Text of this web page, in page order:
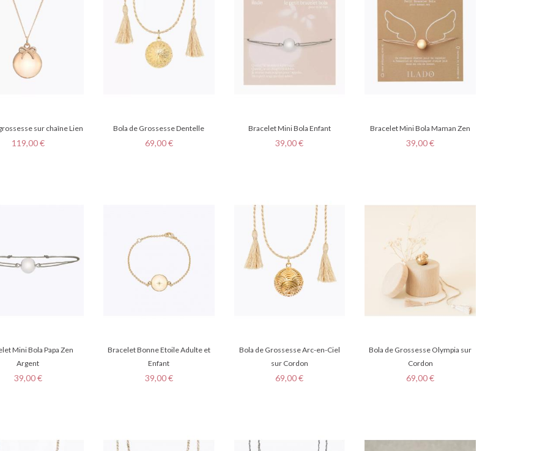
sur chaîne Lien
Prix
119,00 €
Bola de Grossesse Dentelle
Prix
69,00 €
Bracelet Mini Bola Enfant
Prix
39,00 €
Bracelet Mini Bola Maman Zen
Prix
39,00 €
Mini Bola Papa Zen
Argent
Prix
39,00 €
Bracelet Bonne Etoile Adulte et
Enfant
Prix
39,00 €
Bola de Grossesse Arc-en-Ciel
sur Cordon
Prix
69,00 €
Bola de Grossesse Olympia sur
Cordon
Prix
69,00 €